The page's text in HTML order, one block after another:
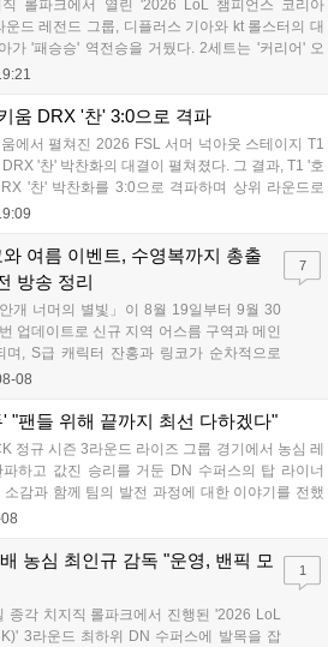
롤파크에서 열린 '2026 LoL 챔피언스 코리아
드 레전드 그룹, 디플러스 기아와 kt 롤스터의 대
가 '패승승' 역전승을 거뒀다. 2세트는 '커리어' 오
이커' 허수의 캐리력이 빛났고, 3세트에서는 라인
움 DRX '찬' 3:0으로 격파
에서 펼쳐진 2026 FSL 서머 넉아웃 스테이지 T1
'찬' 박찬화의 대결이 펼쳐졌다. 그 결과, T1 '호
'찬' 박찬화를 3:0으로 격파하며 상위 라운드로
하고 말았다. 경기 초반, 5분 만에 골 찬스를 잡은
여름 이벤트, 수영복까지 총출
방송 정리
개 너머의 별빛」이 8월 19일부터 9월 30
업데이트로 신규 지역 어스름 구역과 메인
며, S급 캐릭터 잔홍과 링코가 순차적으로
맞아 비치발리볼, 수상 오토바이 등 다채
11일까지 사용 가능한 교환 코드 3종이 제
식 채널을 통해 확인할 수 있다....
08
7
"팬들 위해 끝까지 최선 다하겠다"
정규 시즌 3라운드 라이즈 그룹 경기에서 농심 레
하고 값진 승리를 거둔 DN 수퍼스의 탑 라이너
감과 함께 팀의 발전 과정에 대한 이야기를 전했
완승에 대해 '두두'는 "진짜 오랜만에 거둔 2:0 승
농심 최인규 감독 "운영, 밴픽 모
종각 치지직 롤파크에서 진행된 '2026 LoL
3라운드 최하위 DN 수퍼스에 발목을 잡
1